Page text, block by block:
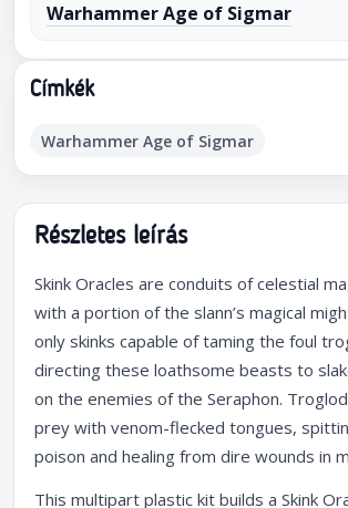
Warhammer Age of Sigmar
Címkék
Warhammer Age of Sigmar
Részletes leírás
Skink Oracles are conduits of celestial
with a portion of the slann’s magical
only skinks capable of taming the foul
directing these loathsome beasts to
on the enemies of the Seraphon.
prey with venom-flecked tongues,
poison and healing from dire wounds in
This multipart plastic kit builds a Skink